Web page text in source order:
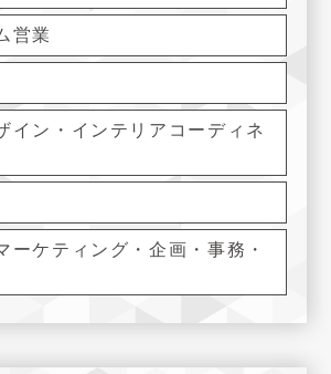
営業
イン・インテリアコーディネ
ーケティング・企画・事務・